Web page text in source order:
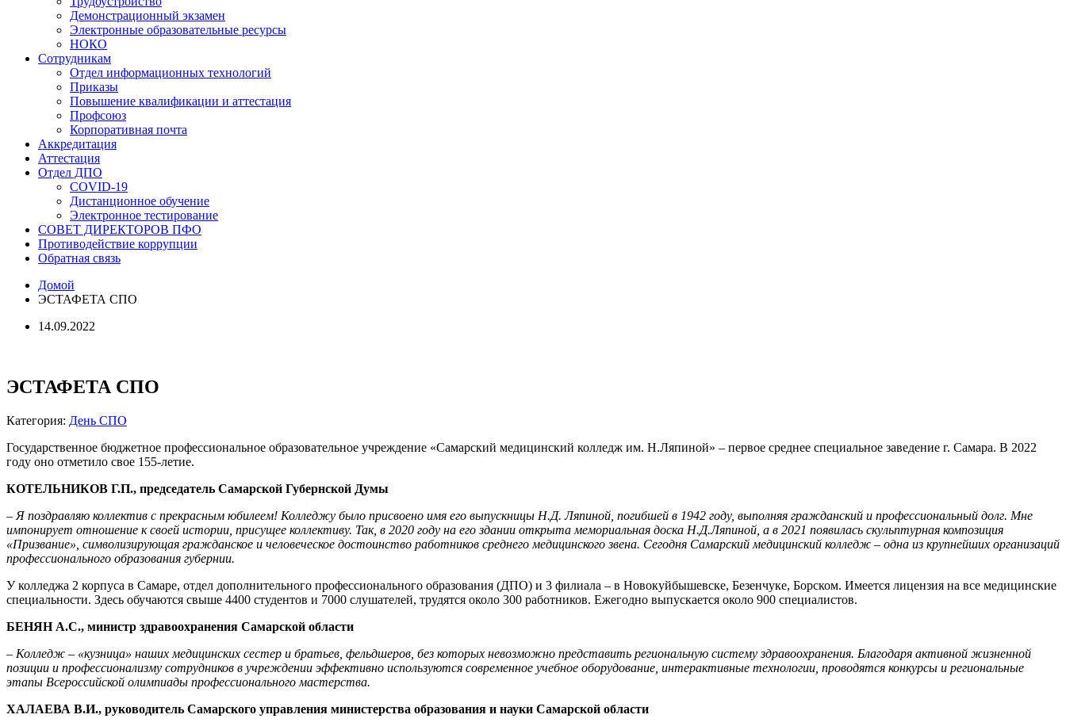
Демонстрационный экзамен
Электронные образовательные ресурсы
НОКО
Сотрудникам
Отдел информационных технологий
Приказы
Повышение квалификации и аттестация
Профсоюз
Корпоративная почта
Аккредитация
Аттестация
Отдел ДПО
COVID-19
Дистанционное обучение
Электронное тестирование
СОВЕТ ДИРЕКТОРОВ ПФО
Противодействие коррупции
Обратная связь
Домой
ЭСТАФЕТА СПО
14.09.2022
ЭСТАФЕТА СПО
Категория: День СПО
Государственное бюджетное профессиональное образовательное учреждение «Самарский медицинский колледж им. Н.Ляпиной» – первое среднее специальное заведение г. Самара. В 2022
году оно отметило свое 155-летие.
КОТЕЛЬНИКОВ Г.П., председатель Самарской Губернской Думы
– Я поздравляю коллектив с прекрасным юбилеем! Колледжу было присвоено имя его выпускницы Н.Д. Ляпиной, погибшей в 1942 году, выполняя гражданский и профессиональный долг. Мне
импонирует отношение к своей истории, присущее коллективу. Так, в 2020 году на его здании открыта мемориальная доска Н.Д.Ляпиной, а в 2021 появилась скульптурная композиция
«Призвание», символизирующая гражданское и человеческое достоинство работников среднего медицинского звена. Сегодня Самарский медицинский колледж – одна из крупнейших организаций
профессионального образования губернии.
У колледжа 2 корпуса в Самаре, отдел дополнительного профессионального образования (ДПО) и 3 филиала – в Новокуйбышевске, Безенчуке, Борском. Имеется лицензия на все медицинские
специальности. Здесь обучаются свыше 4400 студентов и 7000 слушателей, трудятся около 300 работников. Ежегодно выпускается около 900 специалистов.
БЕНЯН А.С., министр здравоохранения Самарской области
– Колледж – «кузница» наших медицинских сестер и братьев, фельдшеров, без которых невозможно представить региональную систему здравоохранения. Благодаря активной жизненной
позиции и профессионализму сотрудников в учреждении эффективно используются современное учебное оборудование, интерактивные технологии, проводятся конкурсы и региональные
этапы Всероссийской олимпиады профессионального мастерства.
ХАЛАЕВА В.И., руководитель Самарского управления министерства образования и науки Самарской области